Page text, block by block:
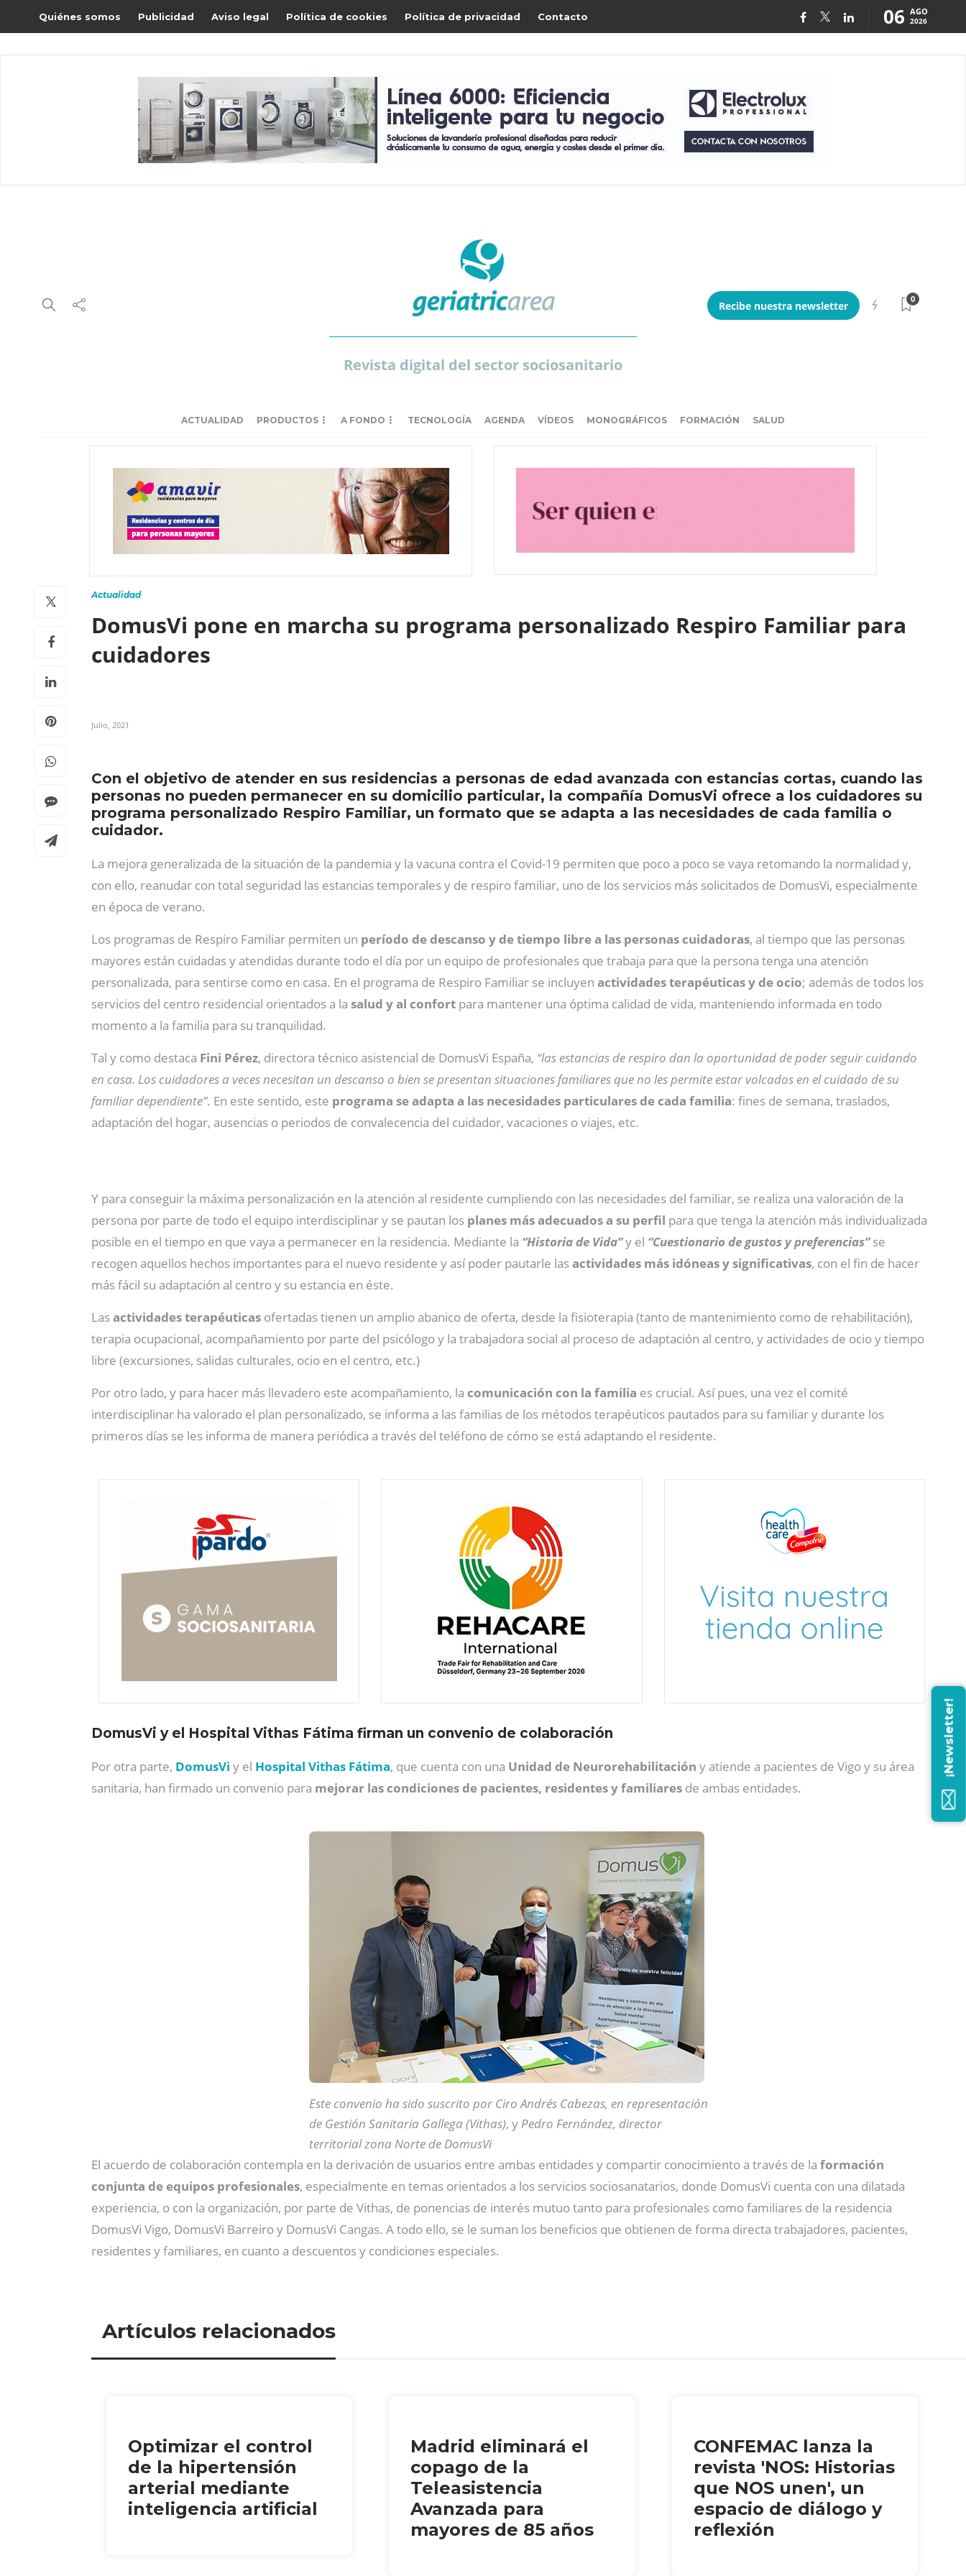
Quiénes somos Publicidad Aviso legal Política de cookies Política de privacidad Contacto 06 AGO
2026
Revista digital del sector sociosanitario
Recibe nuestra newsletter
0
ACTUALIDAD PRODUCTOS A FONDO TECNOLOGÍA AGENDA VÍDEOS MONOGRÁFICOS FORMACIÓN SALUD
Actualidad
DomusVi pone en marcha su programa personalizado Respiro Familiar para
cuidadores
Julio, 2021
Con el objetivo de atender en sus residencias a personas de edad avanzada con estancias cortas, cuando las
personas no pueden permanecer en su domicilio particular, la compañía DomusVi ofrece a los cuidadores su
programa personalizado Respiro Familiar, un formato que se adapta a las necesidades de cada familia o
cuidador.
La mejora generalizada de la situación de la pandemia y la vacuna contra el Covid-19 permiten que poco a poco se vaya retomando la normalidad y,
con ello, reanudar con total seguridad las estancias temporales y de respiro familiar, uno de los servicios más solicitados de DomusVi, especialmente
en época de verano.
Los programas de Respiro Familiar permiten un período de descanso y de tiempo libre a las personas cuidadoras, al tiempo que las personas
mayores están cuidadas y atendidas durante todo el día por un equipo de profesionales que trabaja para que la persona tenga una atención
personalizada, para sentirse como en casa. En el programa de Respiro Familiar se incluyen actividades terapéuticas y de ocio; además de todos los
servicios del centro residencial orientados a la salud y al confort para mantener una óptima calidad de vida, manteniendo informada en todo
momento a la familia para su tranquilidad.
Tal y como destaca Fini Pérez, directora técnico asistencial de DomusVi España, “las estancias de respiro dan la oportunidad de poder seguir cuidando
en casa. Los cuidadores a veces necesitan un descanso o bien se presentan situaciones familiares que no les permite estar volcados en el cuidado de su
familiar dependiente”. En este sentido, este programa se adapta a las necesidades particulares de cada familia: fines de semana, traslados,
adaptación del hogar, ausencias o periodos de convalecencia del cuidador, vacaciones o viajes, etc.
Y para conseguir la máxima personalización en la atención al residente cumpliendo con las necesidades del familiar, se realiza una valoración de la
persona por parte de todo el equipo interdisciplinar y se pautan los planes más adecuados a su perfil para que tenga la atención más individualizada
posible en el tiempo en que vaya a permanecer en la residencia. Mediante la “Historia de Vida”y el “Cuestionario de gustos y preferencias”se
recogen aquellos hechos importantes para el nuevo residente y así poder pautarle lasactividades más idóneas y significativas, con el fin de hacer
más fácil su adaptación al centro y su estancia en éste.
Lasactividades terapéuticas ofertadas tienen un amplio abanico de oferta, desde la fisioterapia (tanto de mantenimiento como de rehabilitación),
terapia ocupacional, acompañamiento por parte del psicólogo y la trabajadora social al proceso de adaptación al centro, y actividades de ocio y tiempo
libre (excursiones, salidas culturales, ocio en el centro, etc.)
Por otro lado, y para hacer más llevadero este acompañamiento, la comunicación con la familia es crucial. Así pues, una vez el comité
interdisciplinar ha valorado el plan personalizado, se informa a las familias de los métodos terapéuticos pautados para su familiar y durante los
primeros días se les informa de manera periódica a través del teléfono de cómo se está adaptando el residente.
DomusVi y el Hospital Vithas Fátima firman un convenio de colaboración
Por otra parte, DomusVi y el Hospital Vithas Fátima, que cuenta con una Unidad de Neurorehabilitación y atiende a pacientes de Vigo y su área
sanitaria, han firmado un convenio para mejorar las condiciones de pacientes, residentes y familiares de ambas entidades.
Este convenio ha sido suscrito por Ciro Andrés Cabezas, en representación
de Gestión Sanitaria Gallega (Vithas), y Pedro Fernández, director
territorial zona Norte de DomusVi
El acuerdo de colaboración contempla en la derivación de usuarios entre ambas entidades y compartir conocimiento a través de la formación
conjunta de equipos profesionales, especialmente en temas orientados a los servicios sociosanatarios, donde DomusVi cuenta con una dilatada
experiencia, o con la organización, por parte de Vithas, de ponencias de interés mutuo tanto para profesionales como familiares de la residencia
DomusVi Vigo, DomusVi Barreiro y DomusVi Cangas. A todo ello, se le suman los beneficios que obtienen de forma directa trabajadores, pacientes,
residentes y familiares, en cuanto a descuentos y condiciones especiales.
Artículos relacionados
Optimizar el control
de la hipertensión
arterial mediante
inteligencia artificial
Madrid eliminará el
copago de la
Teleasistencia
Avanzada para
mayores de 85 años
CONFEMAC lanza la
revista 'NOS: Historias
que NOS unen', un
espacio de diálogo y
reflexión
¡Newsletter!